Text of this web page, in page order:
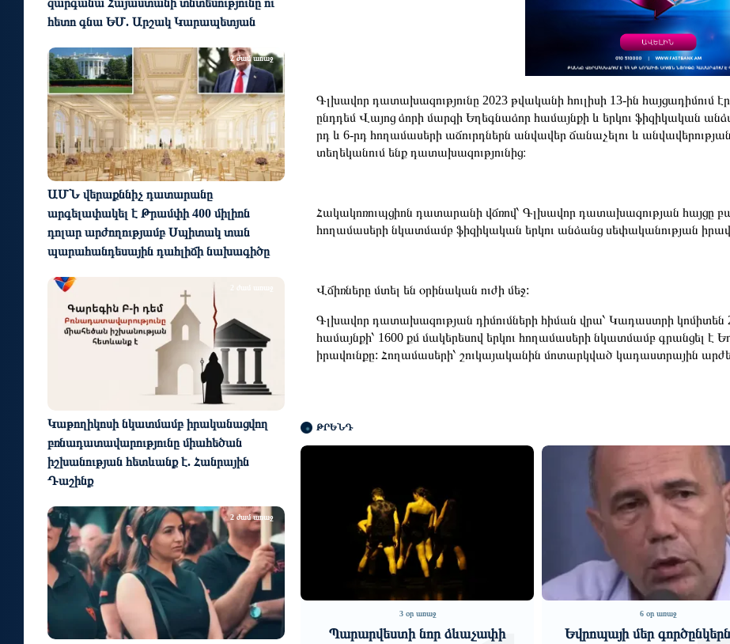
զարգանա Հայաստանի տնտեսությունը ու
հետո գնա ԵՄ. Արշակ Կարապետյան
ԱՄՆ վերաքննիչ դատարանը
արգելափակել է Թրամփի 400 միլիոն
դոլար արժողությամբ Սպիտակ տան
պարահանդեսային դահլիճի նախագիծը
2 ժամ առաջ
Կաթողիկոսի նկատմամբ իրականացվող
բռնադատավարությունը միահեծան
իշխանության հետևանք է. Հանրային
Դաշինք
2 ժամ առաջ
Գլխավոր դատախազությունը 2023 թվականի հուլիսի 13-ին հայցադիմում
ընդդեմ Վայոց ձորի մարզի Եղեգնաձոր համայնքի և երկու ֆիզիկական
րդ և 6-րդ հողամասերի աճուրդներն անվավեր ճանաչելու և
տեղեկանում ենք դատախազությունից։
Հակակոռուպցիոն դատարանի վճռով՝ Գլխավոր դատախազության հայցը
հողամասերի նկատմամբ ֆիզիկական երկու անձանց սեփականության
Վճիռները մտել են օրինական ուժի մեջ:
Գլխավոր դատախազության դիմումների հիման վրա՝ Կադաստրի կոմիտեն
համայնքի՝ 1600 քմ մակերեսով երկու հողամասերի նկատմամբ գրանցել է
իրավունքը: Հողամասերի՝ շուկայականին մոտարկված կադաստրային
ԹՐԵՆԴ
3 օր առաջ
Պարարվեստի նոր ձևաչափի
6 օր առաջ
Եվրոպայի մեր գործընկերները
6 օր առաջ
Հիմնարար